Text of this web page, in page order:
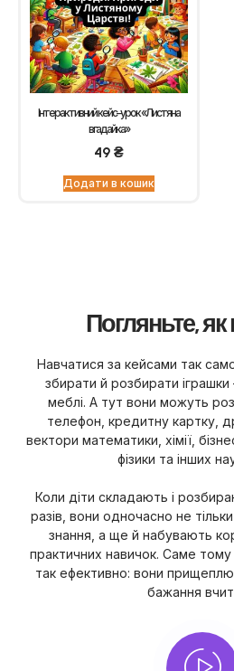
Інтерактивний кейс–урок «Листяна
вгадайка»
49 ₴
Додати в кошик
Погляньте, як
Навчатися за кейсами так
збирати й розбирати
меблі. А тут вони можуть
телефон, кредитну картку,
вектори математики, хімії,
фізики та інших
Коли діти складають і
разів, вони одночасно не
знання, а ще й набувають
практичних навичок. Саме тому
так ефективно: вони
бажання